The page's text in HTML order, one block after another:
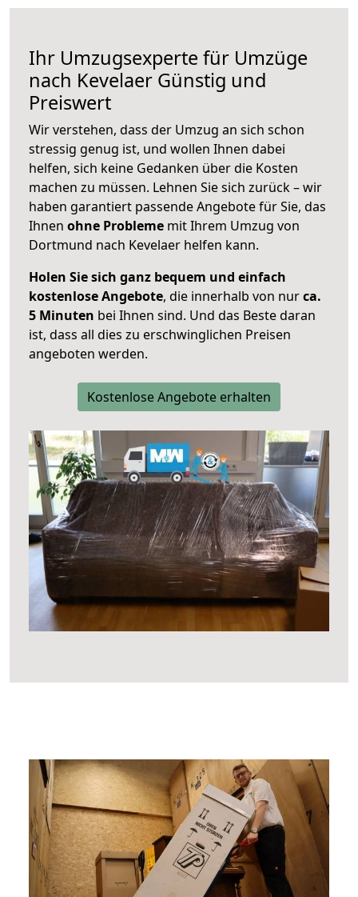
Ihr Umzugsexperte für Umzüge
nach Kevelaer Günstig und
Preiswert
Wir verstehen, dass der Umzug an sich schon
stressig genug ist, und wollen Ihnen dabei
helfen, sich keine Gedanken über die Kosten
machen zu müssen. Lehnen Sie sich zurück – wir
haben garantiert passende Angebote für Sie, das
Ihnen ohne Probleme mit Ihrem Umzug von
Dortmund nach Kevelaer helfen kann.
Holen Sie sich ganz bequem und einfach
kostenlose Angebote, die innerhalb von nurca.
5 Minuten bei Ihnen sind. Und das Beste daran
ist, dass all dies zu erschwinglichen Preisen
angeboten werden.
Kostenlose Angebote erhalten